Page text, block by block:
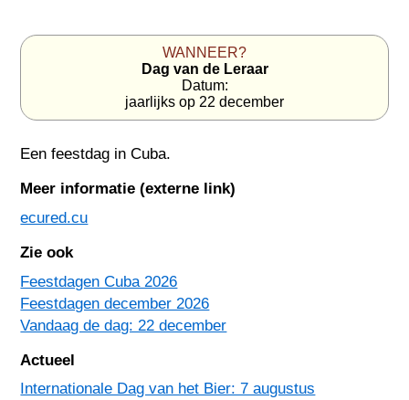
WANNEER?
Dag van de Leraar
Datum:
jaarlijks op 22 december
Een feestdag inCuba.
Meer informatie (externe link)
ecured.cu
Zie ook
Feestdagen Cuba 2026
Feestdagen december 2026
Vandaag de dag: 22 december
Actueel
Internationale Dag van het Bier: 7 augustus